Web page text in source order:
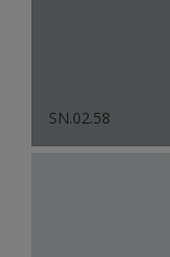
SN.02.58